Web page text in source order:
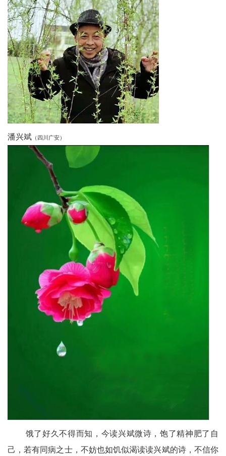
代
教
育
健
康
中
国
行
国
老
科
协
云
端
民
潘兴斌 （四川广安）
饿了好久不得而知，今读兴斌微诗，饱了精神肥了自
己，若有同病之士，不妨也如饥似渴读读兴斌的诗，不信你